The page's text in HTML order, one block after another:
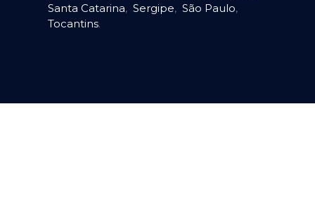
Santa Catarina, Sergipe, São Paulo,
Tocantins.